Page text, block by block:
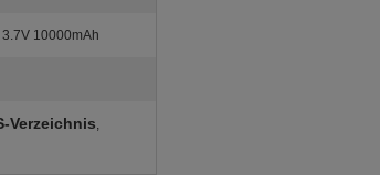
10000mAh
Verzeichnis,